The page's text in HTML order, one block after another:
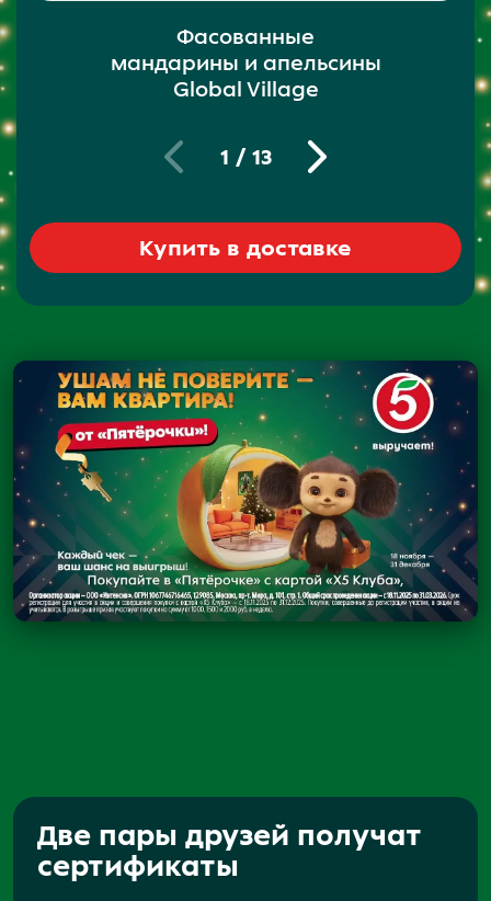
Фасованные
мандарины и апельсины
Global Village
1 / 13
Купить в доставке
Две пары друзей получат
сертификаты